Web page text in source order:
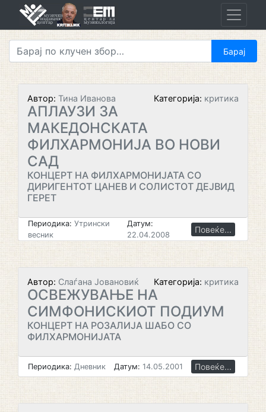
Автор: Тина Иванова Категорија: критика
АПЛАУЗИ ЗА
МАКЕДОНСКАТА
ФИЛХАРМОНИЈА ВО НОВИ
САД
КОНЦЕРТ НА ФИЛХАРМОНИЈАТА СО
ДИРИГЕНТОТ ЦАНЕВ И СОЛИСТОТ ДЕЈВИД
ГЕРЕТ
Периодика: Утрински
весник
Датум:
22.04.2008
Повеќе...
Автор: Слаѓана Јовановиќ Категорија: критика
ОСВЕЖУВАЊЕ НА
СИМФОНИСКИОТ ПОДИУМ
КОНЦЕРТ НА РОЗАЛИЈА ШАБО СО
ФИЛХАРМОНИЈАТА
Периодика: Дневник Датум: 14.05.2001 Повеќе...